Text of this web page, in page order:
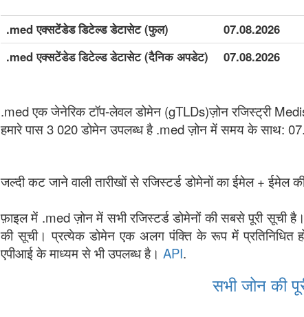
.med एक्सटेंडेड डिटेल्ड डेटासेट (फुल) 07.08.2026
.med एक्सटेंडेड डिटेल्ड डेटासेट (दैनिक अपडेट) 07.08.2026
.med एक जेनेरिक टॉप-लेवल डोमेन (gTLDs)ज़ोन रजिस्ट्री
हमारे पास 3 020 डोमेन उपलब्ध है .med ज़ोन में समय के साथ:
जल्दी कट जाने वाली तारीखों से रजिस्टर्ड डोमेनों का ईमेल + ईमेल
फ़ाइल में .med ज़ोन में सभी रजिस्टर्ड डोमेनों की सबसे पूरी सूची
की सूची। प्रत्येक डोमेन एक अलग पंक्ति के रूप में
एपीआई के माध्यम से भी उपलब्ध है। API.
सभी जोन की